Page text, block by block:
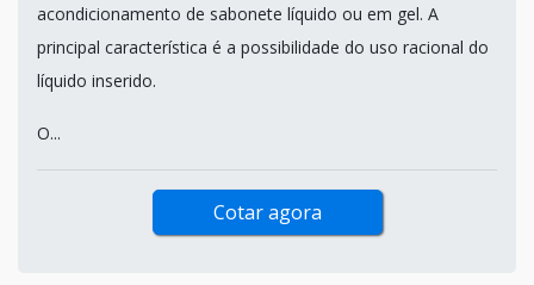
acondicionamento de sabonete líquido ou em gel. A
principal característica é a possibilidade do uso racional do
líquido inserido.
O...
Cotar agora